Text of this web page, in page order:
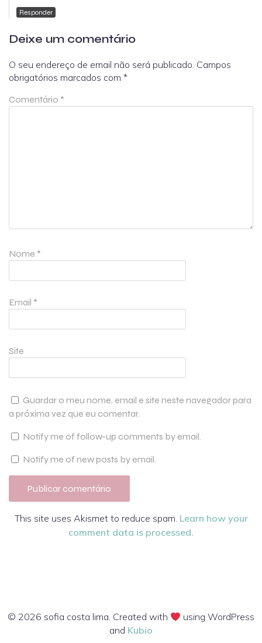
Responder
Deixe um comentário
O seu endereço de email não será publicado. Campos
obrigatórios marcados com *
Comentário *
Nome *
Email *
Site
Guardar o meu nome, email e site neste navegador para
a próxima vez que eu comentar.
Notify me of follow-up comments by email.
Notify me of new posts by email.
This site uses Akismet to reduce spam. Learn how your
comment data is processed.
© 2026 sofia costa lima. Created with
using WordPress
and Kubio